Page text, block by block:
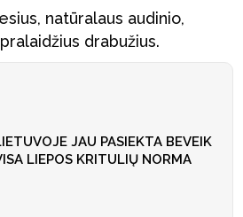
natūralaus audinio,
drabužius.
JAU PASIEKTA BEVEIK
LIEPOS KRITULIŲ NORMA